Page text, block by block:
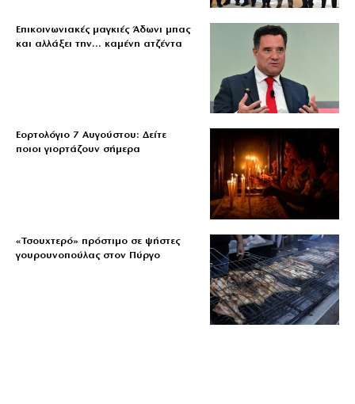
Επικοινωνιακές μαγκιές Άδωνι μπας
και αλλάξει την… καμένη ατζέντα
Εορτολόγιο 7 Αυγούστου: Δείτε
ποιοι γιορτάζουν σήμερα
«Τσουχτερό» πρόστιμο σε ψήστες
γουρουνοπούλας στον Πύργο